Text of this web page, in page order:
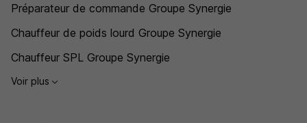
Préparateur de commande Groupe Synergie
Chauffeur de poids lourd Groupe Synergie
Chauffeur SPL Groupe Synergie
Voir plus